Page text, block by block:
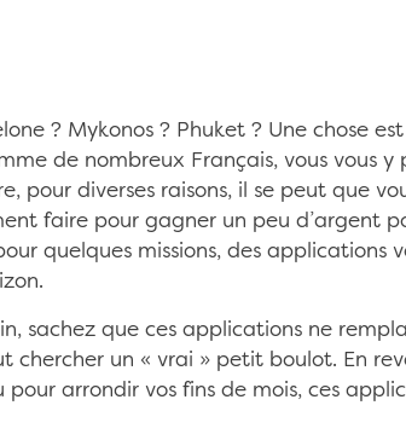
? Mykonos ? Phuket ? Une chose
de nombreux Français, vous vous
pour diverses raisons, il se peut que
faire pour gagner un peu d’argent
quelques missions, des
sachez que ces applications ne
chercher un « vrai » petit boulot. En
pour arrondir vos fins de mois, ces